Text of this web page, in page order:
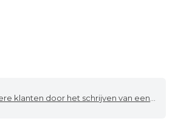
klanten door het schrijven van een review